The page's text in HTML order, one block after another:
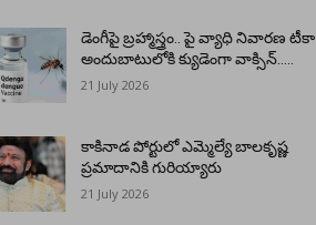
డెంగీపై బ్రహ్మాస్త్రం.. పై వ్యాధి నివారణ టీకా
అందుబాటులోకి క్యుడెంగా వాక్సిన్…..
21 July 2026
కాకినాడ పోర్టులో ఎమ్మెల్యే బాలకృష్ణ
ప్రమాదానికి గురియ్యారు
21 July 2026